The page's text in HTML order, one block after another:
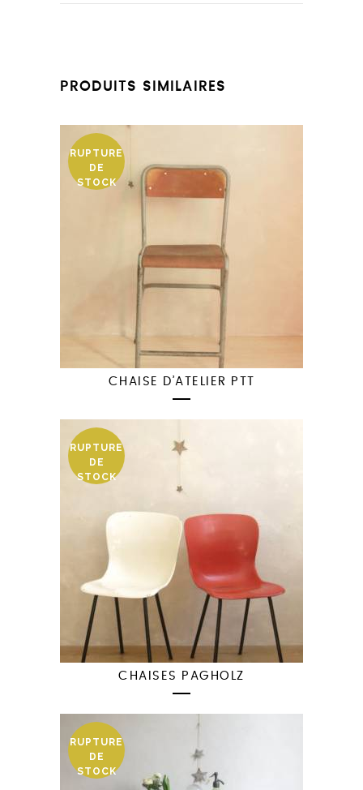
PRODUITS SIMILAIRES
RUPTURE
DE
STOCK
CHAISE D’ATELIER PTT
RUPTURE
DE
STOCK
CHAISES PAGHOLZ
RUPTURE
DE
STOCK